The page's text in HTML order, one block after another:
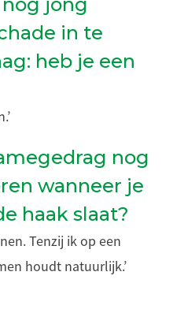
in te
heb je een
nog
wanneer je
haak slaat?
Tenzij ik op een
houdt natuurlijk.’